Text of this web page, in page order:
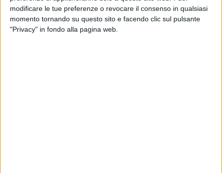
modificare le tue preferenze o revocare il consenso in qualsiasi
momento tornando su questo sito e facendo clic sul pulsante
"Privacy" in fondo alla pagina web.
BARI - 13 MAGGIO 2017
G7, Mostra al Castello Svevo tra tecnologie e